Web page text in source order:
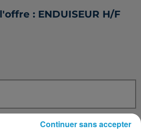
: ENDUISEUR H/F
Continuer sans accepter